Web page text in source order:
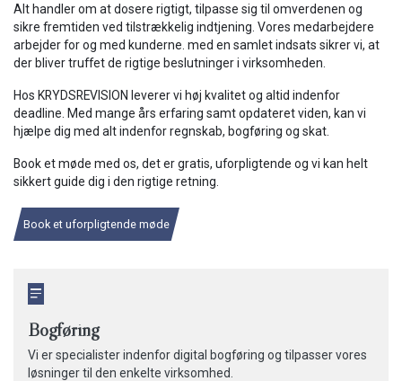
Alt handler om at dosere rigtigt, tilpasse sig til omverdenen og
sikre fremtiden ved tilstrækkelig indtjening. Vores medarbejdere
arbejder for og med kunderne. med en samlet indsats sikrer vi, at
der bliver truffet de rigtige beslutninger i virksomheden.
Hos KRYDSREVISION leverer vi høj kvalitet og altid indenfor
deadline. Med mange års erfaring samt opdateret viden, kan vi
hjælpe dig med alt indenfor regnskab, bogføring og skat.
Book et møde med os, det er gratis, uforpligtende og vi kan helt
sikkert guide dig i den rigtige retning.
Book et uforpligtende møde
Bogføring
Vi er specialister indenfor digital bogføring og tilpasser vores
løsninger til den enkelte virksomhed.